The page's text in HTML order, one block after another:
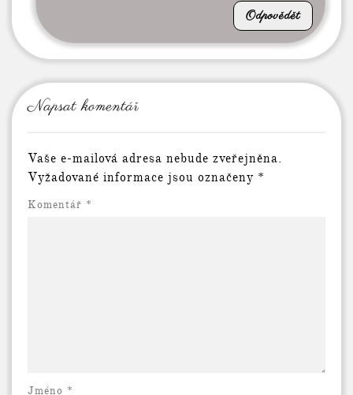
Odpovědět
Napsat komentář
Vaše e-mailová adresa nebude zveřejněna.
Vyžadované informace jsou označeny *
Komentář *
Jméno *